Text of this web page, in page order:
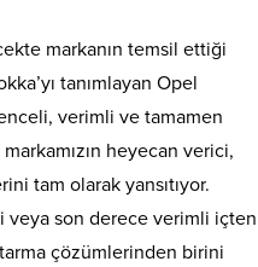
markanın temsil ettiği
tanımlayan Opel
verimli ve tamamen
heyecan verici,
tam olarak yansıtıyor.
veya son derece verimli içten
çözümlerinden birini